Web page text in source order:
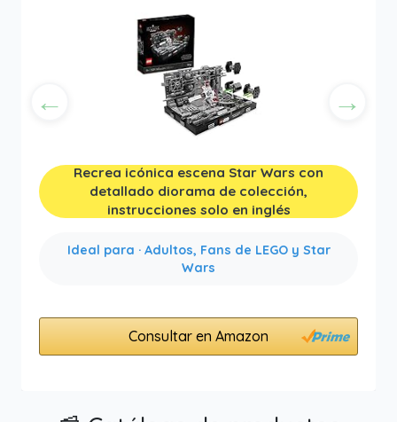
Recrea icónica escena Star Wars con
detallado diorama de colección,
instrucciones solo en inglés
Ideal para · Adultos, Fans de LEGO y Star
Wars
Consultar en Amazon
← →